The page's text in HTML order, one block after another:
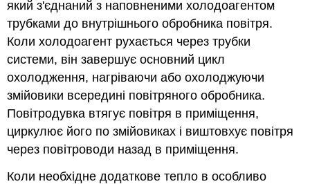
який з'єднаний з наповненими холодоагентом
трубками до внутрішнього обробника повітря.
Коли холодоагент рухається через трубки
системи, він завершує основний цикл
охолодження, нагріваючи або охолоджуючи
змійовики всередині повітряного обробника.
Повітродувка втягує повітря в приміщення,
циркулює його по змійовиках і виштовхує повітря
через повітроводи назад в приміщення.
Коли необхідне додаткове тепло в особливо